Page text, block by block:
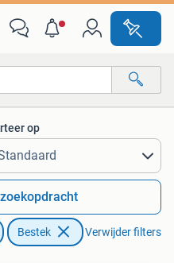
op
Bestek Verwijder filters